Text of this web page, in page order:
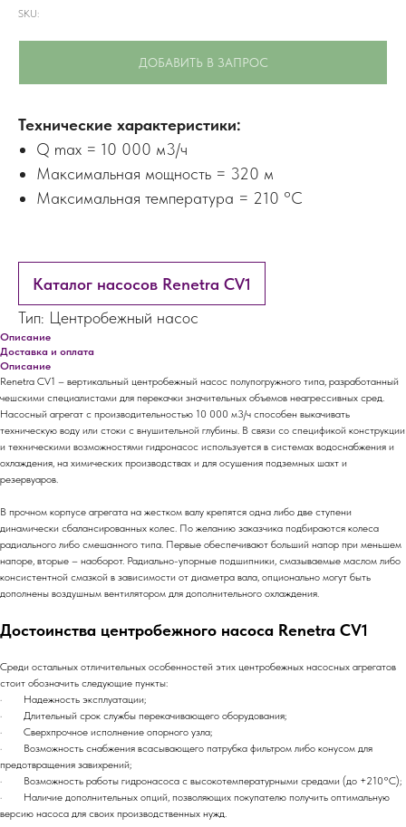
SKU:
ДОБАВИТЬ В ЗАПРОС
Технические характеристики:
Q max = 10 000 м3/ч
Максимальная мощность = 320 м
Максимальная температура = 210 °C
Каталог насосов Renetra CV1
Тип: Центробежный насос
Описание
Доставка и оплата
Описание
Renetra CV1 – вертикальный центробежный насос полупогружного типа, разработанный
чешскими специалистами для перекачки значительных объемов неагрессивных сред.
Насосный агрегат с производительностью 10 000 м3/ч способен выкачивать
техническую воду или стоки с внушительной глубины. В связи со спецификой конструкции
и техническими возможностями гидронасос используется в системах водоснабжения и
охлаждения, на химических производствах и для осушения подземных шахт и
резервуаров.
В прочном корпусе агрегата на жестком валу крепятся одна либо две ступени
динамически сбалансированных колес. По желанию заказчика подбираются колеса
радиального либо смешанного типа. Первые обеспечивают больший напор при меньшем
напоре, вторые – наоборот. Радиально-упорные подшипники, смазываемые маслом либо
консистентной смазкой в зависимости от диаметра вала, опционально могут быть
дополнены воздушным вентилятором для дополнительного охлаждения.
Достоинства центробежного насоса Renetra CV1
Среди остальных отличительных особенностей этих центробежных насосных агрегатов
стоит обозначить следующие пункты:
· Надежность эксплуатации;
· Длительный срок службы перекачивающего оборудования;
· Сверхпрочное исполнение опорного узла;
· Возможность снабжения всасывающего патрубка фильтром либо конусом для
предотвращения завихрений;
· Возможность работы гидронасоса с высокотемпературными средами (до +210°C);
· Наличие дополнительных опций, позволяющих покупателю получить оптимальную
версию насоса для своих производственных нужд.